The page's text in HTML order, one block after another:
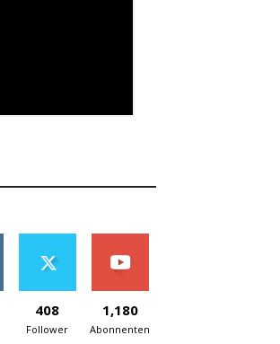
408
Follower
1,180
Abonnenten